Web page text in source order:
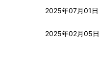
2025年07月01日
2025年02月05日